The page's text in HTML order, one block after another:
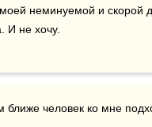
моей неминуемой и
И не хочу.
ближе человек ко мне